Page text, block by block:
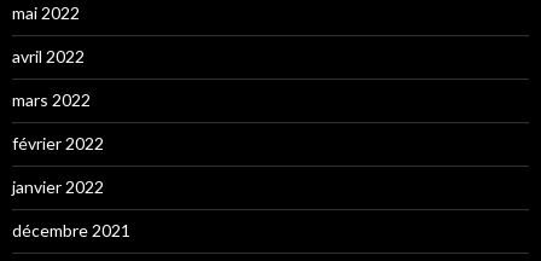
mai 2022
avril 2022
mars 2022
février 2022
janvier 2022
décembre 2021